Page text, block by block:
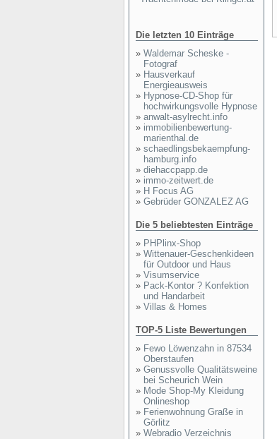
Die letzten 10 Einträge
» Waldemar Scheske -
Fotograf
» Hausverkauf
Energieausweis
» Hypnose-CD-Shop für
hochwirkungsvolle Hypnose
» anwalt-asylrecht.info
» immobilienbewertung-
marienthal.de
» schaedlingsbekaempfung-
hamburg.info
» diehaccpapp.de
» immo-zeitwert.de
» H Focus AG
» Gebrüder GONZALEZ AG
Die 5 beliebtesten Einträge
» PHPlinx-Shop
» Wittenauer-Geschenkideen
für Outdoor und Haus
» Visumservice
» Pack-Kontor ? Konfektion
und Handarbeit
» Villas & Homes
TOP-5 Liste Bewertungen
» Fewo Löwenzahn in 87534
Oberstaufen
» Genussvolle Qualitätsweine
bei Scheurich Wein
» Mode Shop-My Kleidung
Onlineshop
» Ferienwohnung Graße in
Görlitz
» Webradio Verzeichnis